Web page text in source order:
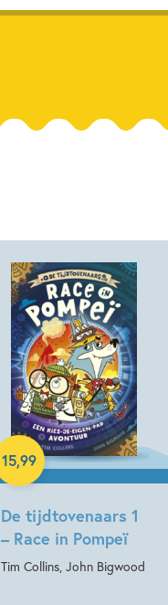
De tijdtovenaars 1
– Race in Pompeï
Tim Collins, John Bigwood
15,99
Hardcover